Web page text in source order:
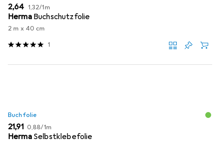
EUR
2,64 EUR
1,32/1m
Herma Buchschutzfolie
2 m x 40 cm
1
Buchfolie
EUR
21,91 EUR
0,88/1m
Herma Selbstklebefolie